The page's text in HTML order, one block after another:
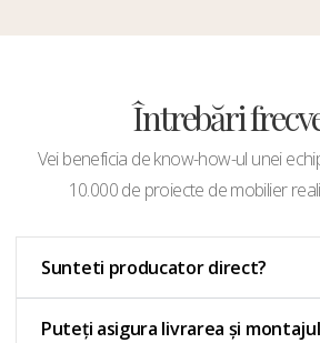
Întrebări
Vei beneficia de know-how-ul unei
10.000 de proiecte de mobilier
Sunteti producator direct?
Puteți asigura livrarea și